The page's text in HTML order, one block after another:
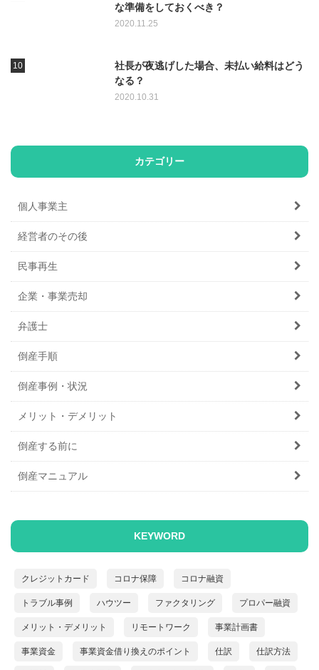
な準備をしておくべき？
2020.11.25
社長が夜逃げした場合、未払い給料はどう
なる？
2020.10.31
カテゴリー
個人事業主
経営者のその後
民事再生
企業・事業売却
弁護士
倒産手順
倒産事例・状況
メリット・デメリット
倒産する前に
倒産マニュアル
KEYWORD
クレジットカード コロナ保障 コロナ融資
トラブル事例 ハウツー ファクタリング プロパー融資
メリット・デメリット リモートワーク 事業計画書
事業資金 事業資金借り換えのポイント 仕訳 仕訳方法